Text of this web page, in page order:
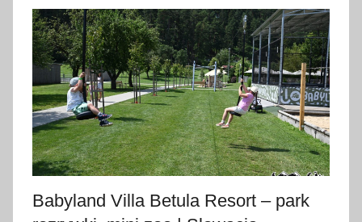
z
e
r
c
a
2
0
5
Babyland Villa Betula Resort – park